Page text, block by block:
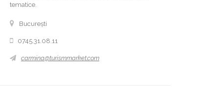
tematice.
București
0745.31.08.11
carmina@turismmarket.com